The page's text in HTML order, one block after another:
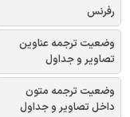
رفرنس
وضعیت ترجمه عناوین
تصاویر و جداول
وضعیت ترجمه متون
داخل تصاویر و جداول